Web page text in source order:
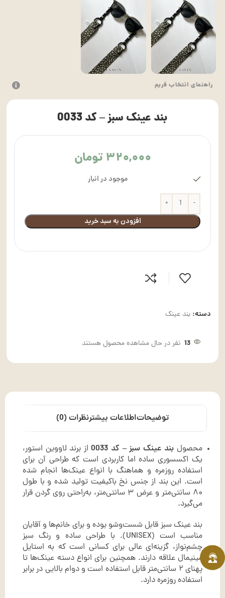
راهنمای انتخاب فریم
بند عینک سبز – کد 0033
۳۲۰,۰۰۰ تومان
موجود در انبار
افزودن به سبد خرید
دسته: بند عینک
13 نفر در حال مشاهده محصول هستند
توضیحاتاطلاعات بیشترنظرات (0)
محصول بند عینک سبز – کد 0033
از برند لاووین استور،
یک اکسسوری ساده اما کاربردی است که طراحی آن برای
استفاده روزمره و هماهنگ با انواع عینک‌ها انجام شده
است. این بند از جنس نخ باکیفیت تولید شده و با طول
۸۰ سانتی‌متر و عرض ۳ سانتی‌متر، به‌راحتی روی گردن قرار
می‌گیرد.
بند عینک سبز قابل شست‌وشو بوده و برای خانم‌ها و آقایان
مناسب است (UNISEX). با طراحی ساده و رنگ سبز
چشم‌نواز، گزینه‌ای عالی برای کسانی است که به استایل
مینیمال علاقه دارند. همچنین برای انواع دسته عینک‌ها تا
پهنای ۲ سانتی‌متر قابل استفاده است و دوام بالایی در برابر
استفاده روزمره دارد.